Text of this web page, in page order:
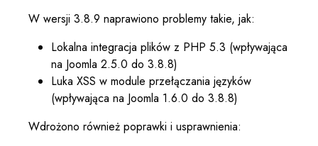
W wersji 3.8.9 naprawiono problemy takie, jak:
Lokalna integracja plików z PHP 5.3 (wpływająca
na Joomla 2.5.0 do 3.8.8)
Luka XSS w module przełączania języków
(wpływająca na Joomla 1.6.0 do 3.8.8)
Wdrożono również poprawki i usprawnienia: